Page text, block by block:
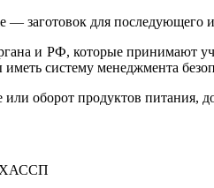
заготовок для последующего
и РФ, которые принимают
систему менеджмента
или оборот продуктов
ХАССП